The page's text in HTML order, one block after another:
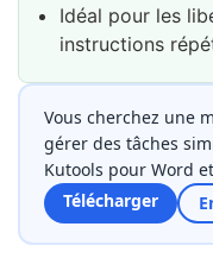
Idéal pour les
instructions
Vous cherchez une
gérer des tâches
Kutools pour Word
Télécharger